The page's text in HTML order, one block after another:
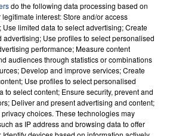
À LENS : UNE FEMME ET
LA VIE ET LA...
par le feu après avoir
do the following data processing based on
interest: Store and/or access
limited data to select advertising; Create
Use profiles to select personalised
performance; Measure content
audiences through statistics or combinations
Develop and improve services; Create
Use profiles to select personalised
to select content; Ensure security, prevent and
Deliver and present advertising and content;
choices. These technologies may
as IP address and browsing data to offer